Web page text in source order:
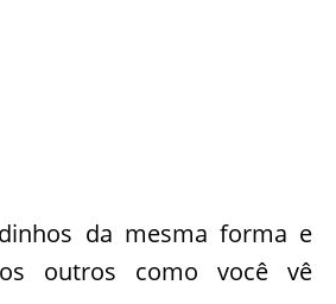
da mesma forma e
outros como você vê